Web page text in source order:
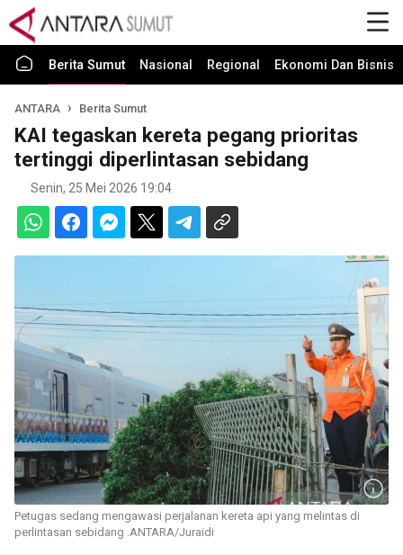
Berita Sumut Nasional Regional Ekonomi Dan Bisnis
ANTARA Berita Sumut
KAI tegaskan kereta pegang prioritas
tertinggi diperlintasan sebidang
Senin, 25 Mei 2026 19:04
Petugas sedang mengawasi perjalanan kereta api yang melintas di
perlintasan sebidang .ANTARA/Juraidi